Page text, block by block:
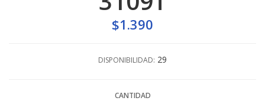
$1.390
DISPONIBILIDAD: 29
CANTIDAD